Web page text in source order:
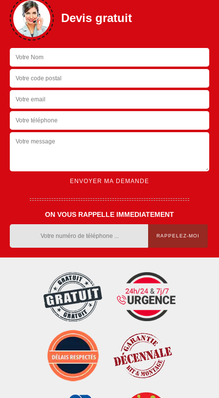
Devis gratuit
ON VOUS RAPPELLE IMMEDIATEMENT